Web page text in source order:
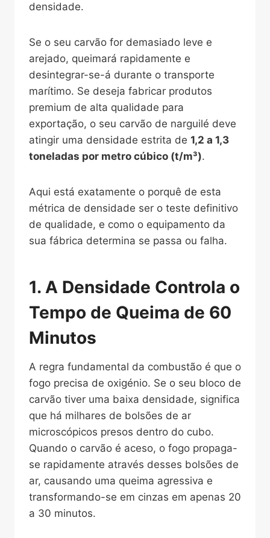
densidade.
Se o seu carvão for demasiado leve e
arejado, queimará rapidamente e
desintegrar-se-á durante o transporte
marítimo. Se deseja fabricar produtos
premium de alta qualidade para
exportação, o seu carvão de narguilé deve
atingir uma densidade estrita de 1,2 a 1,3
toneladas por metro cúbico (t/m³).
Aqui está exatamente o porquê de esta
métrica de densidade ser o teste definitivo
de qualidade, e como o equipamento da
sua fábrica determina se passa ou falha.
1. A Densidade Controla o
Tempo de Queima de 60
Minutos
A regra fundamental da combustão é que o
fogo precisa de oxigénio. Se o seu bloco de
carvão tiver uma baixa densidade, significa
que há milhares de bolsões de ar
microscópicos presos dentro do cubo.
Quando o carvão é aceso, o fogo propaga-
se rapidamente através desses bolsões de
ar, causando uma queima agressiva e
transformando-se em cinzas em apenas 20
a 30 minutos.